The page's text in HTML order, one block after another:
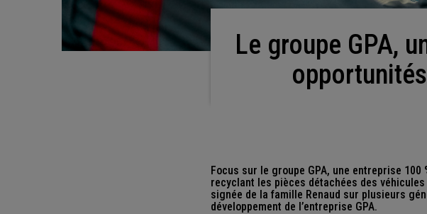
Le groupe GPA, une belle initiative dédiée aux
Focus sur le groupe GPA, une entreprise
recyclant les pièces détachées des
signée de la famille Renaud sur plusieurs
développement de l’entreprise GPA.